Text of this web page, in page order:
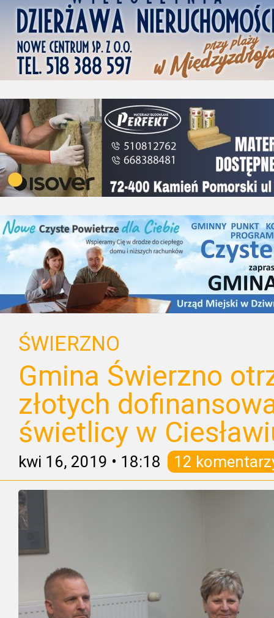
ŚWIERZNO
Gmina Świerzno
złotych
świetlicy w
kwi 16, 2019 • 18:18 12